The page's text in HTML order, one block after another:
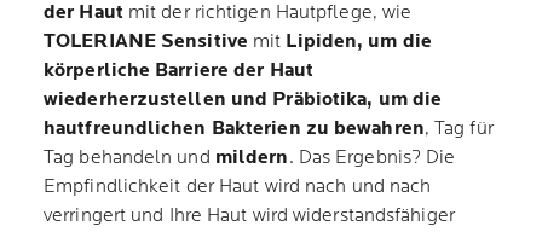
der Haut mit der richtigen Hautpflege, wie
TOLERIANE Sensitive mit Lipiden, um die
körperliche Barriere der Haut
wiederherzustellen und Präbiotika, um die
hautfreundlichen Bakterien zu bewahren, Tag für
Tag behandeln und mildern. Das Ergebnis? Die
Empfindlichkeit der Haut wird nach und nach
verringert und Ihre Haut wird widerstandsfähiger